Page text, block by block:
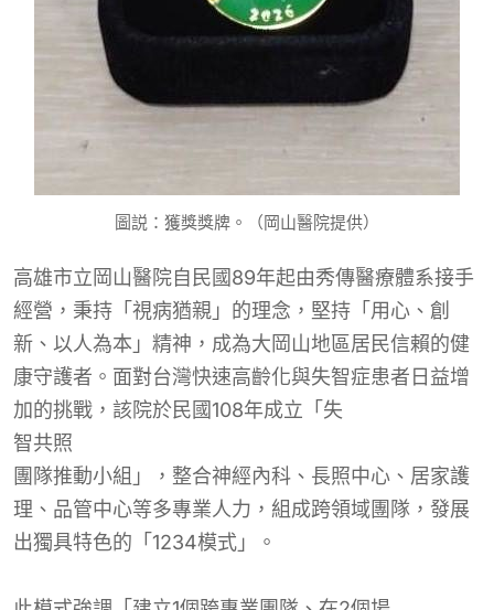
圖説：獲獎獎牌。（岡山醫院提供）
高雄市立岡山醫院自民國89年起由秀傳醫療體系接手
經營，秉持「視病猶親」的理念，堅持「用心、創
新、以人為本」精神，成為大岡山地區居民信賴的健
康守護者。面對台灣快速高齡化與失智症患者日益增
加的挑戰，該院於民國108年成立「失
智共照
團隊推動小組」，整合神經內科、長照中心、居家護
理、品管中心等多專業人力，組成跨領域團隊，發展
出獨具特色的「1234模式」。